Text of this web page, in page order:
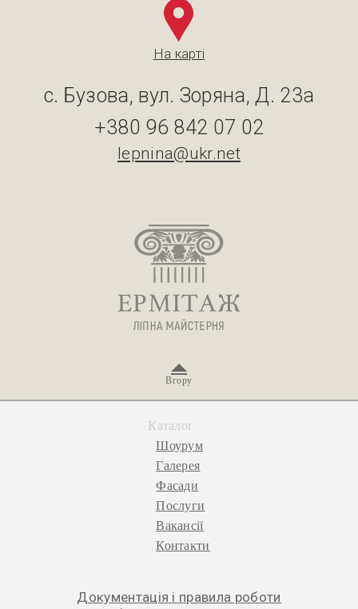
На карті
с. Бузова, вул. Зоряна, Д. 23а
+380 96 842 07 02
lepnina@ukr.net
Вгору
Каталог
Шоурум
Галерея
Фасади
Послуги
Вакансії
Контакти
Документація і правила роботи